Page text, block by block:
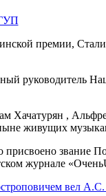
премии,
руководитель
Хачатурян ,
живущих
присвоено звание
журнале
вел